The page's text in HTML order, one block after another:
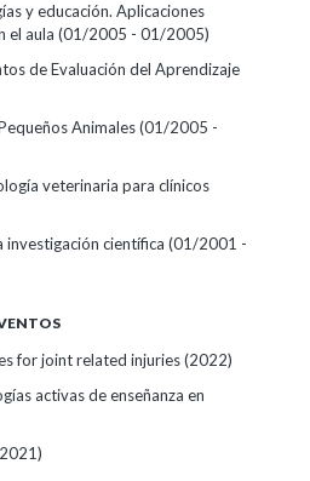
y educación. Aplicaciones
el aula (01/2005 - 01/2005)
de Evaluación del Aprendizaje
Animales(01/2005 -
veterinaria para clínicos
investigación científica (01/2001 -
for joint related injuries(2022)
activas de enseñanza en